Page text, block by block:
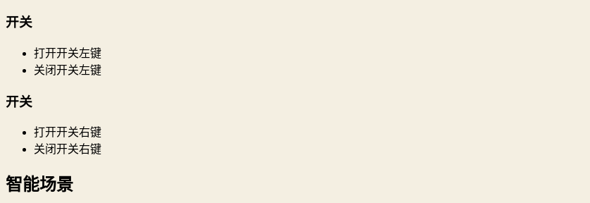
开关
打开开关左键
关闭开关左键
开关
打开开关右键
关闭开关右键
智能场景